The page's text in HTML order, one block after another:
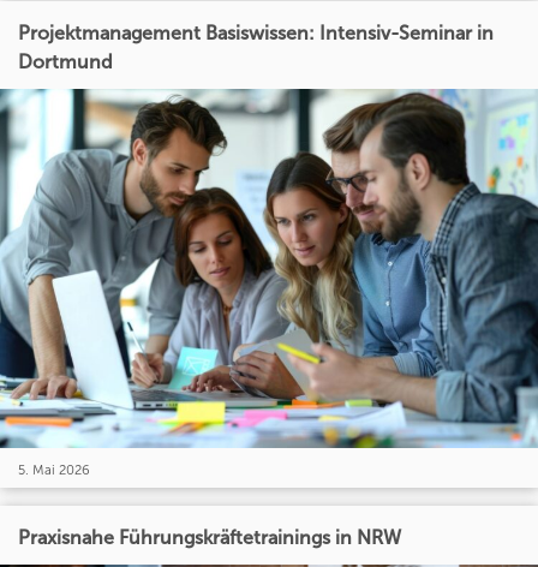
Projektmanagement Basiswissen: Intensiv-Seminar in
Dortmund
5. Mai 2026
Praxisnahe Führungskräftetrainings in NRW